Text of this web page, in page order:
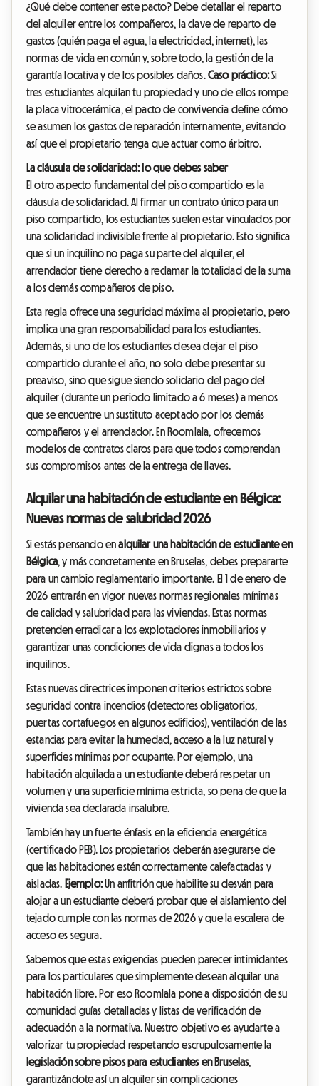
¿Qué debe contener este pacto? Debe detallar el reparto
del alquiler entre los compañeros, la clave de reparto de
gastos (quién paga el agua, la electricidad, internet), las
normas de vida en común y, sobre todo, la gestión de la
garantía locativa y de los posibles daños.Caso práctico:Si
tres estudiantes alquilan tu propiedad y uno de ellos rompe
la placa vitrocerámica, el pacto de convivencia define cómo
se asumen los gastos de reparación internamente, evitando
así que el propietario tenga que actuar como árbitro.
La cláusula de solidaridad: lo que debes saber
El otro aspecto fundamental del piso compartido es la
cláusula de solidaridad. Al firmar un contrato único para un
piso compartido, los estudiantes suelen estar vinculados por
una solidaridad indivisible frente al propietario. Esto significa
que si un inquilino no paga su parte del alquiler, el
arrendador tiene derecho a reclamar la totalidad de la suma
a los demás compañeros de piso.
Esta regla ofrece una seguridad máxima al propietario, pero
implica una gran responsabilidad para los estudiantes.
Además, si uno de los estudiantes desea dejar el piso
compartido durante el año, no solo debe presentar su
preaviso, sino que sigue siendo solidario del pago del
alquiler (durante un periodo limitado a 6 meses) a menos
que se encuentre un sustituto aceptado por los demás
compañeros y el arrendador. En Roomlala, ofrecemos
modelos de contratos claros para que todos comprendan
sus compromisos antes de la entrega de llaves.
Alquilar una habitación de estudiante en Bélgica:
Nuevas normas de salubridad 2026
Si estás pensando enalquilar una habitación de estudiante en
Bélgica, y más concretamente en Bruselas, debes prepararte
para un cambio reglamentario importante. El 1 de enero de
2026 entrarán en vigor nuevas normas regionales mínimas
de calidad y salubridad para las viviendas. Estas normas
pretenden erradicar a los explotadores inmobiliarios y
garantizar unas condiciones de vida dignas a todos los
inquilinos.
Estas nuevas directrices imponen criterios estrictos sobre
seguridad contra incendios (detectores obligatorios,
puertas cortafuegos en algunos edificios), ventilación de las
estancias para evitar la humedad, acceso a la luz natural y
superficies mínimas por ocupante. Por ejemplo, una
habitación alquilada a un estudiante deberá respetar un
volumen y una superficie mínima estricta, so pena de que la
vivienda sea declarada insalubre.
También hay un fuerte énfasis en la eficiencia energética
(certificado PEB). Los propietarios deberán asegurarse de
que las habitaciones estén correctamente calefactadas y
aisladas. Ejemplo:Un anfitrión que habilite su desván para
alojar a un estudiante deberá probar que el aislamiento del
tejado cumple con las normas de 2026 y que la escalera de
acceso es segura.
Sabemos que estas exigencias pueden parecer intimidantes
para los particulares que simplemente desean alquilar una
habitación libre. Por eso Roomlala pone a disposición de su
comunidad guías detalladas y listas de verificación de
adecuación a la normativa. Nuestro objetivo es ayudarte a
valorizar tu propiedad respetando escrupulosamente la
legislación sobre pisos para estudiantes en Bruselas,
garantizándote así un alquiler sin complicaciones